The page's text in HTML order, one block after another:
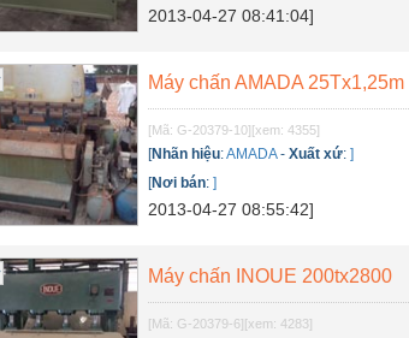
2013-04-27 08:41:04]
Máy chấn AMADA 25Tx1,25m
[Mã: G-20379-10][xem: 4355]
[Nhãn hiệu:AMADA-Xuất xứ:]
[Nơi bán:]
2013-04-27 08:55:42]
Máy chấn INOUE 200tx2800
[Mã: G-20379-6][xem: 4283]